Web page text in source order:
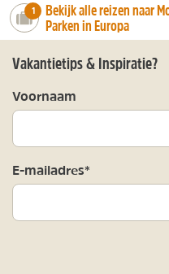
number_of_trips:
1
Bekijk alle reizen naar
Parken in Europa
Vakantietips & Inspiratie?
Voornaam
E-mailadres*